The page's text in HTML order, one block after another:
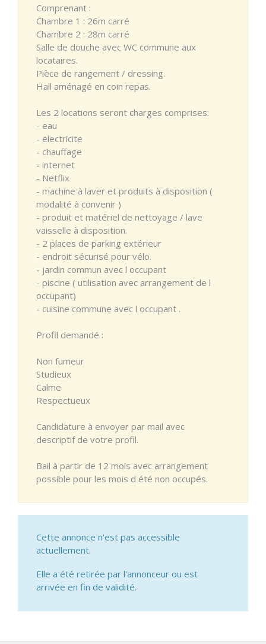
Comprenant :
Chambre 1 : 26m carré
Chambre 2 : 28m carré
Salle de douche avec WC commune aux
locataires.
Pièce de rangement / dressing.
Hall aménagé en coin repas.
Les 2 locations seront charges comprises:
- eau
- electricite
- chauffage
- internet
- Netflix
- machine à laver et produits à disposition (
modalité à convenir )
- produit et matériel de nettoyage / lave
vaisselle à disposition.
- 2 places de parking extérieur
- endroit sécurisé pour vélo.
- jardin commun avec l occupant
- piscine ( utilisation avec arrangement de l
occupant)
- cuisine commune avec l occupant .
Profil demandé :
Non fumeur
Studieux
Calme
Respectueux
Candidature à envoyer par mail avec
descriptif de votre profil.
Bail à partir de 12 mois avec arrangement
possible pour les mois d été non occupés.
Cette annonce n'est pas accessible
actuellement.
Elle a été retirée par l'annonceur ou est
arrivée en fin de validité.